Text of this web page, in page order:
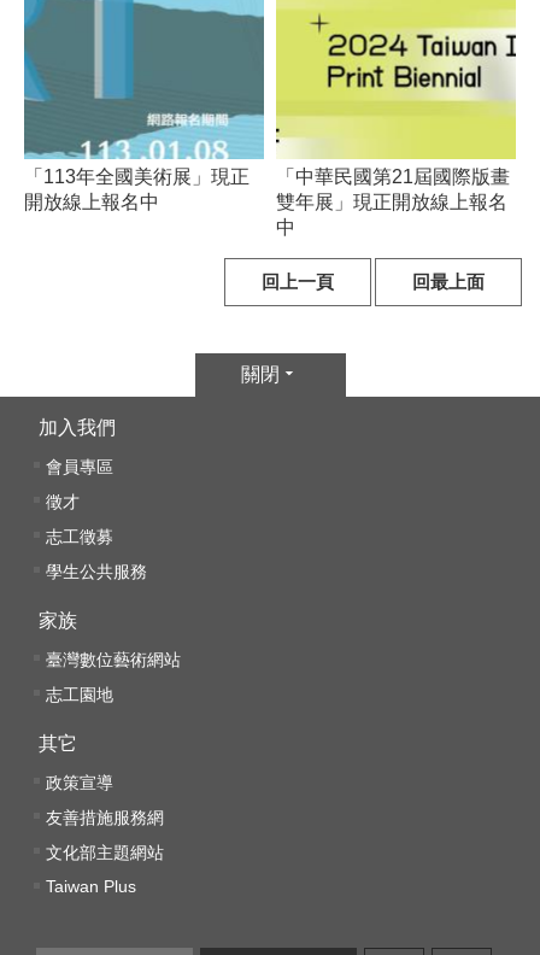
大
策
資
護
訊
私
政
「113年全國美術展」現正
開放線上報名中
「中華民國第21屆國際版畫
雙年展」現正開放線上報名
中
回上一頁 回最上面
關閉
加入我們
會員專區
徵才
志工徵募
學生公共服務
家族
臺灣數位藝術網站
志工園地
其它
政策宣導
友善措施服務網
文化部主題網站
Taiwan Plus